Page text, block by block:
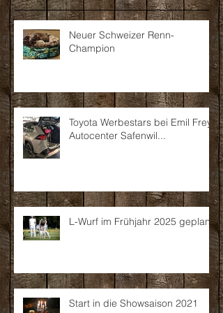
Neuer Schweizer Renn-
Champion
Toyota Werbestars bei Emil Frey
Autocenter Safenwil...
L-Wurf im Frühjahr 2025 geplant
Start in die Showsaison 2021